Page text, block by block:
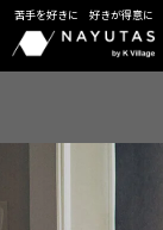
苦手を好きに 好きが得意に